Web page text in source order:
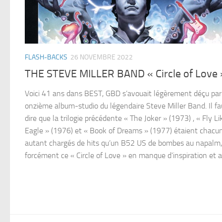
FLASH-BACKS 26 NOVEMBRE 2022
THE STEVE MILLER BAND « Circle of Love
Voici 41 ans dans BEST, GBD s’avouait légèrement déçu
onzième album-studio du légendaire Steve Miller Band. Il
dire que la trilogie précédente « The Joker » (1973) , « Fly
Eagle » (1976) et « Book of Dreams » (1977) étaient
autant chargés de hits qu’un B52 US de bombes au
forcément ce « Circle of Love » en manque d’inspiration et